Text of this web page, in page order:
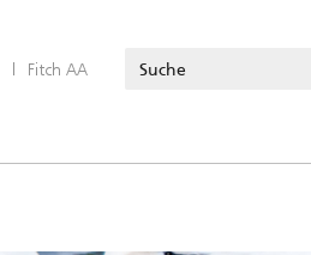
| Fitch AA